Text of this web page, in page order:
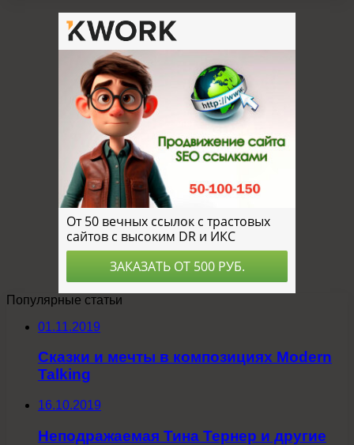
Популярные статьи
01.11.2019
Сказки и мечты в композициях Modern
Talking
16.10.2019
Неподражаемая Тина Тернер и другие